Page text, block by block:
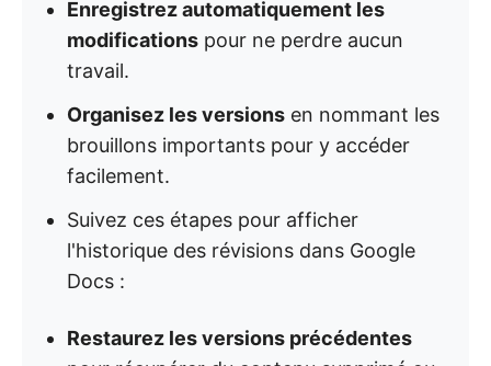
Enregistrez automatiquement les
modifications pour ne perdre aucun
travail.
Organisez les versions en nommant les
brouillons importants pour y accéder
facilement.
Suivez ces étapes pour afficher
l'historique des révisions dans Google
Docs :
Restaurez les versions précédentes